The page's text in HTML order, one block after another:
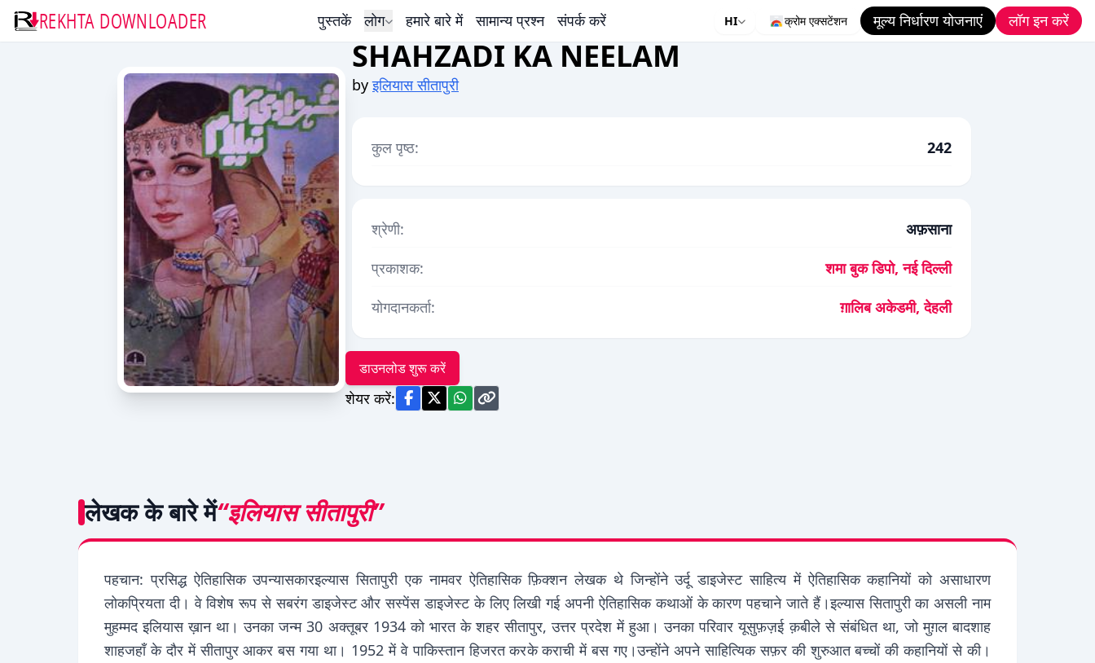
REKHTA DOWNLOADER पुस्तकें लोग हमारे बारे में सामान्य प्रश्न संपर्क करें HI क्रोम एक्सटेंशन मूल्य निर्धारण योजनाएं लॉग इन करें
SHAHZADI KA NEELAM
byइलियास सीतापुरी
कुल पृष्ठ: 242
श्रेणी:
अफ़साना
प्रकाशक:
शमा बुक डिपो, नई दिल्ली
योगदानकर्ता:
ग़ालिब अकेडमी, देहली
डाउनलोड शुरू करें
शेयर करें:
लेखक के बारे में“इलियास सीतापुरी”
पहचान: प्रसिद्ध ऐतिहासिक उपन्यासकारइल्यास सितापुरी एक नामवर ऐतिहासिक फ़िक्शन लेखक थे जिन्होंने उर्दू डाइजेस्ट साहित्य में ऐतिहासिक कहानियों को असाधारण
लोकप्रियता दी। वे विशेष रूप से सबरंग डाइजेस्ट और सस्पेंस डाइजेस्ट के लिए लिखी गई अपनी ऐतिहासिक कथाओं के कारण पहचाने जाते हैं।इल्यास सितापुरी का असली नाम
मुहम्मद इलियास ख़ान था। उनका जन्म 30 अक्तूबर 1934 को भारत के शहर सीतापुर, उत्तर प्रदेश में हुआ। उनका परिवार यूसुफ़ज़ई क़बीले से संबंधित था, जो मुग़ल बादशाह
शाहजहाँ के दौर में सीतापुर आकर बस गया था। 1952 में वे पाकिस्तान हिजरत करके कराची में बस गए।उन्होंने अपने साहित्यिक सफ़र की शुरुआत बच्चों की कहानियों से की।